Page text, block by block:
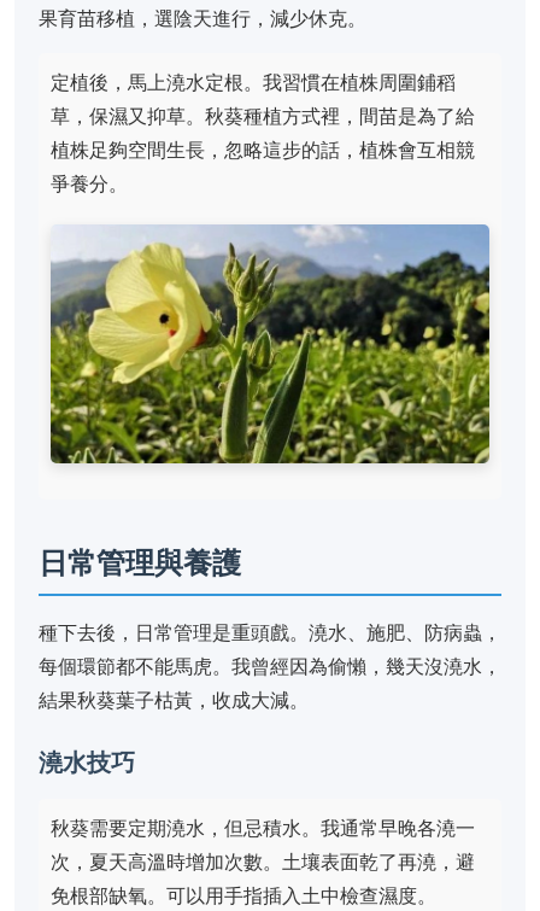
果育苗移植，選陰天進行，減少休克。
定植後，馬上澆水定根。我習慣在植株周圍鋪稻
草，保濕又抑草。秋葵種植方式裡，間苗是為了給
植株足夠空間生長，忽略這步的話，植株會互相競
爭養分。
日常管理與養護
種下去後，日常管理是重頭戲。澆水、施肥、防病蟲，
每個環節都不能馬虎。我曾經因為偷懶，幾天沒澆水，
結果秋葵葉子枯黃，收成大減。
澆水技巧
秋葵需要定期澆水，但忌積水。我通常早晚各澆一
次，夏天高溫時增加次數。土壤表面乾了再澆，避
免根部缺氧。可以用手指插入土中檢查濕度。